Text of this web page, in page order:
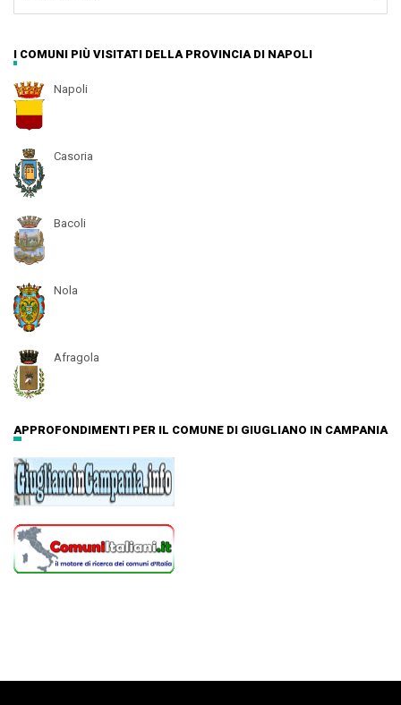
I COMUNI PIÙ VISITATI DELLA PROVINCIA DI NAPOLI
Napoli
Casoria
Bacoli
Nola
Afragola
APPROFONDIMENTI PER IL COMUNE DI GIUGLIANO IN CAMPANIA